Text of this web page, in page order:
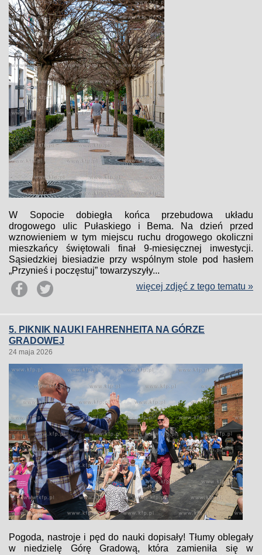
W Sopocie dobiegła końca przebudowa układu
drogowego ulic Pułaskiego i Bema. Na dzień przed
wznowieniem w tym miejscu ruchu drogowego okoliczni
mieszkańcy świętowali finał 9-miesięcznej inwestycji.
Sąsiedzkiej biesiadzie przy wspólnym stole pod hasłem
„Przynieś i poczęstuj” towarzyszyły...
więcej zdjęć z tego tematu »
5. PIKNIK NAUKI FAHRENHEITA NA GÓRZE
GRADOWEJ
24 maja 2026
Pogoda, nastroje i pęd do nauki dopisały! Tłumy oblegały
w niedzielę Górę Gradową, która zamieniła się w